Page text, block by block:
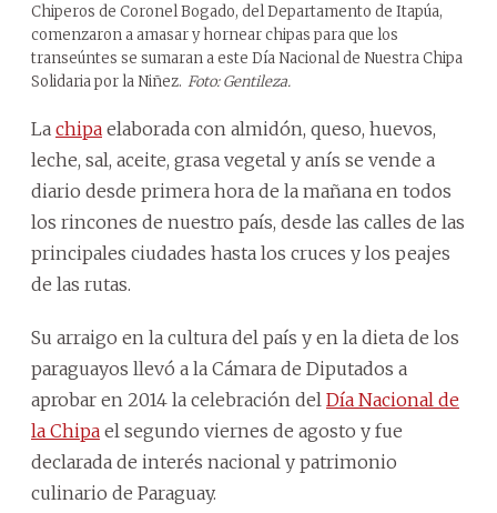
Chiperos de Coronel Bogado, del Departamento de Itapúa,
comenzaron a amasar y hornear chipas para que los
transeúntes se sumaran a este Día Nacional de Nuestra Chipa
Solidaria por la Niñez. Foto: Gentileza.
La chipa elaborada con almidón, queso, huevos,
leche, sal, aceite, grasa vegetal y anís se vende a
diario desde primera hora de la mañana en todos
los rincones de nuestro país, desde las calles de las
principales ciudades hasta los cruces y los peajes
de las rutas.
Su arraigo en la cultura del país y en la dieta de los
paraguayos llevó a la Cámara de Diputados a
aprobar en 2014 la celebración del Día Nacional de
la Chipa el segundo viernes de agosto y fue
declarada de interés nacional y patrimonio
culinario de Paraguay.